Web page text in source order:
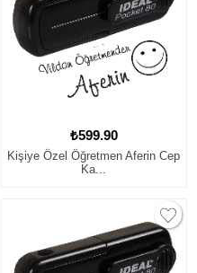
₺599.90
Kişiye Özel Öğretmen Aferin Cep
Ka...